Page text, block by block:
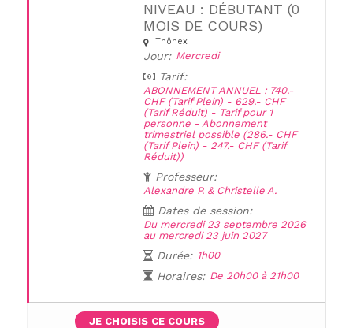
UNE QUESTION ?
NIVEAU : DÉBUTANT (0
MOIS DE COURS)
Thônex
Jour: Mercredi
Tarif:
ABONNEMENT ANNUEL : 740.-
CHF (Tarif Plein) - 629.- CHF
(Tarif Réduit) - Tarif pour 1
personne - Abonnement
trimestriel possible (286.- CHF
(Tarif Plein) - 247.- CHF (Tarif
Réduit))
Professeur:
Alexandre P. & Christelle A.
Dates de session:
Du mercredi 23 septembre 2026
au mercredi 23 juin 2027
Durée: 1h00
Horaires: De 20h00 à 21h00
JE CHOISIS CE COURS